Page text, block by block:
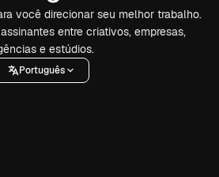
você direcionar seu melhor trabalho.
entre criativos, empresas,
e estúdios.
Português